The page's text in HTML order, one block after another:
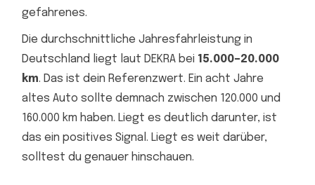
gefahrenes.
Die durchschnittliche Jahresfahrleistung in
Deutschland liegt laut DEKRA bei 15.000–20.000
km. Das ist dein Referenzwert. Ein acht Jahre
altes Auto sollte demnach zwischen 120.000 und
160.000 km haben. Liegt es deutlich darunter, ist
das ein positives Signal. Liegt es weit darüber,
solltest du genauer hinschauen.